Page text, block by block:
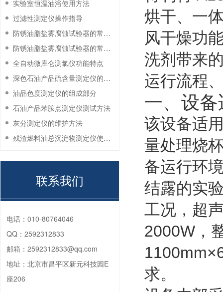
烘干、一
风干燥功
洗剂带来
运行流程
一、设
该设备适
量处理烧
备运行环
结露的实
工况，超
2000W，
求。
实验室恒温油浴使用方法
过滤性测定仪操作指导
防锈油脂盐雾腐蚀试验器的常见故障与解决方法
防锈油脂盐雾腐蚀试验器的常见故障与解决方法
全自动微库仑测氯仪功能特点
深色石油产品硫含量测定仪的工作环境要求
油品色度测定仪的组成部分
石油产品苯胺点测定仪测试方法
灰分测定仪的维护方法
残渣燃料油总沉淀物测定仪使用注意事项
联系我们
电话： 010-80764046
QQ： 2592312833
邮箱： 2592312833@qq.com
地址： 北京市昌平区新元科技园E
座206